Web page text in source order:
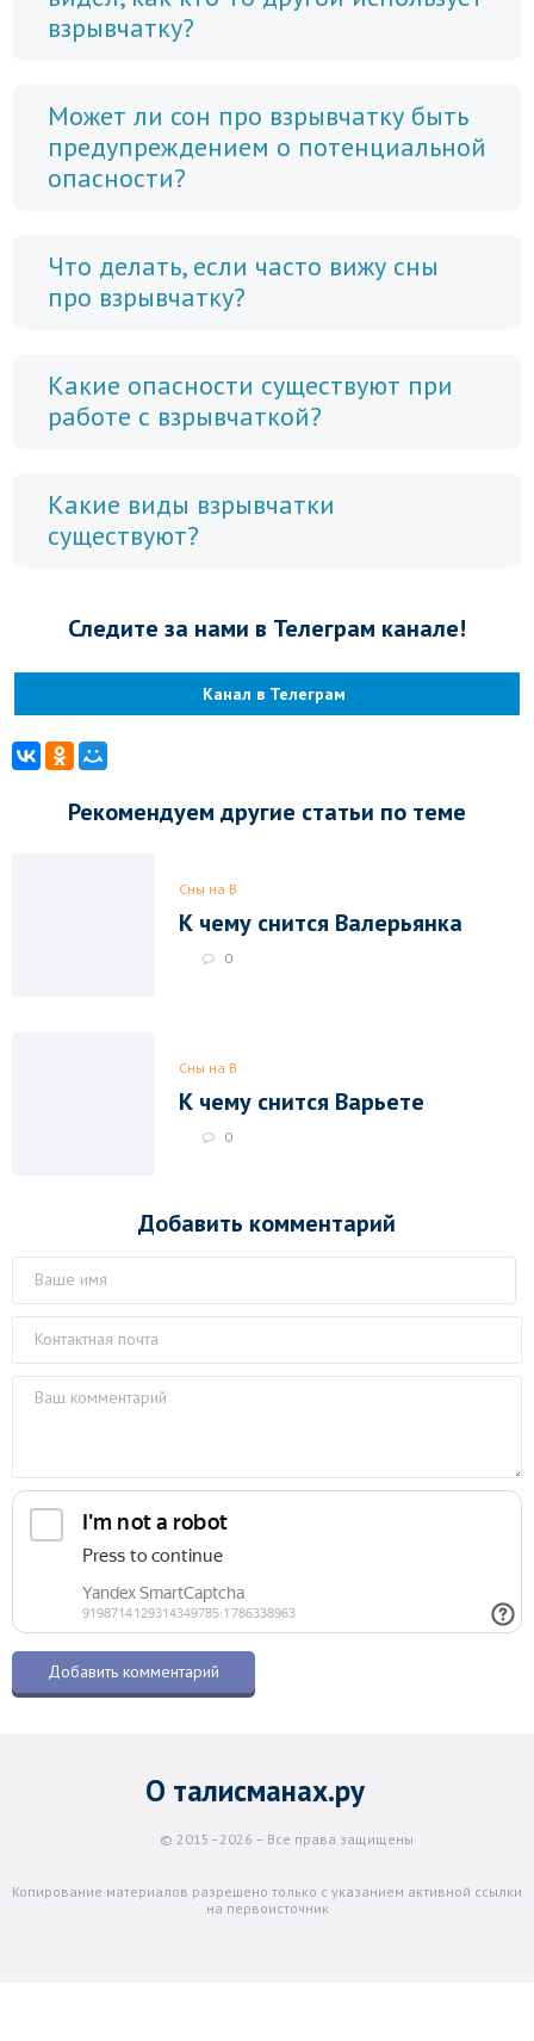
взрывчатку?
Может ли сон про взрывчатку быть
предупреждением о потенциальной
опасности?
Что делать, если часто вижу сны
про взрывчатку?
Какие опасности существуют при
работе с взрывчаткой?
Какие виды взрывчатки
существуют?
Следите за нами в Телеграм канале!
Канал в Телеграм
Рекомендуем другие статьи по теме
Сны на В
К чему снится Валерьянка
0
Сны на В
К чему снится Варьете
0
Добавить комментарий
О талисманах.ру
© 2015–2026 – Все права защищены
Копирование материалов разрешено только с указанием активной ссылки
на первоисточник